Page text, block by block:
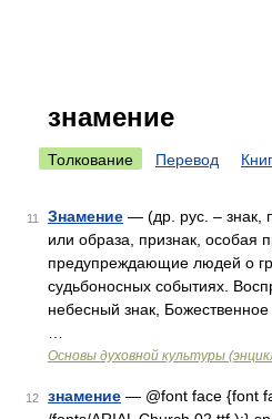
знамение
Толкование Перевод
11 Знамение — (др. рус. – знак,
или образа, признак, особая
предупреждающие людей о
судьбоносных событиях.
небесный знак,
Основы духовной культуры
12 знамение — @font face {font